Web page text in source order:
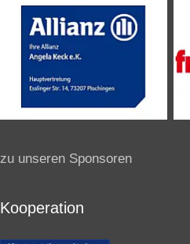
zu unseren Sponsoren
Kooperation